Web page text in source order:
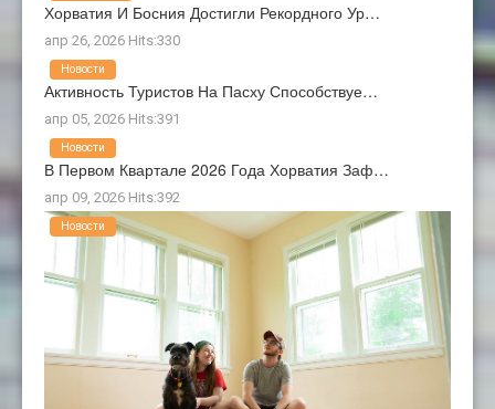
Хорватия И Босния Достигли Рекордного Ур…
апр 26, 2026 Hits:330
Активность Туристов На Пасху Способствуе…
апр 05, 2026 Hits:391
Новости
В Первом Квартале 2026 Года Хорватия Заф…
апр 09, 2026 Hits:392
Новости
Новости